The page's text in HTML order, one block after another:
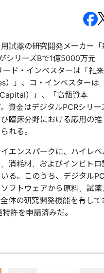
試薬の研究開発メーカー「
シリーズBで1億5000万元
ード・インベスターは「礼来
）」、コ・インベスターは
）」、「高瓴資本
資金はデジタルPCRシリー
臨床分野における応用の推
れる。
エンスパークに、ハイレベ
消耗材、およびインビトロ
る。このうち、デジタル
フトウェアから原料、試薬
体の研究開発機能を有して
許を申請済みだ。